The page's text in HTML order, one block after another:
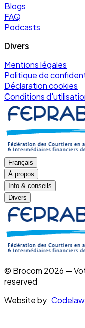
Blogs
FAQ
Podcasts
Divers
Mentions légales
Politique de
Déclaration cookies
Conditions
Français
À propos
Info & conseils
Divers
© Brocom 2026 —
reserved
Website by Codelaw